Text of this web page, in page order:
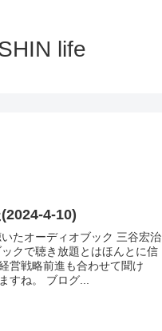
life
4-10)
たオーディオブック 三谷宏治
クで聴き放題とはほんとに信
営戦略前進も合わせて聞け
すね。 ブログ...